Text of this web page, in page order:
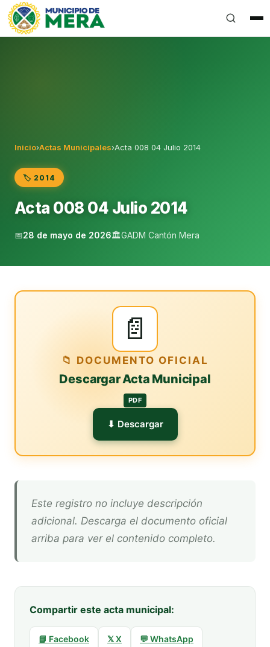
Gobierno Autónomo Descentralizado Municipal del
Inicio›Actas Municipales›Acta 008 04 Julio 2014
🏷️ 2014
Acta 008 04 Julio 2014
📅28 de mayo de 2026🏛️GADM Cantón Mera
📄
📁 DOCUMENTO OFICIAL
Descargar Acta Municipal
PDF
⬇ Descargar
Este registro no incluye descripción
adicional. Descarga el documento oficial
arriba para ver el contenido completo.
Compartir este acta municipal:
📘 Facebook 𝕏 X 💬 WhatsApp